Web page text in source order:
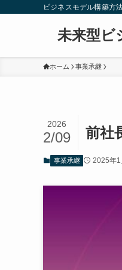
ビジネスモデル構築方
未来型ビ
ホーム 事業承継
前社
2026
2/09
事業承継 2025年1